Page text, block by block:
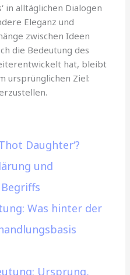
in alltäglichen Dialogen
Eleganz und
zwischen Ideen
die Bedeutung des
hat, bleibt
ursprünglichen Ziel:
Daughter‘?
und
Was hinter der
Ursprung,